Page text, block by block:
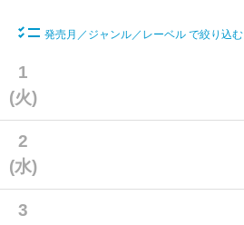
発売月／ジャンル／レーベル で絞り込む
1
(火)
2
(水)
3